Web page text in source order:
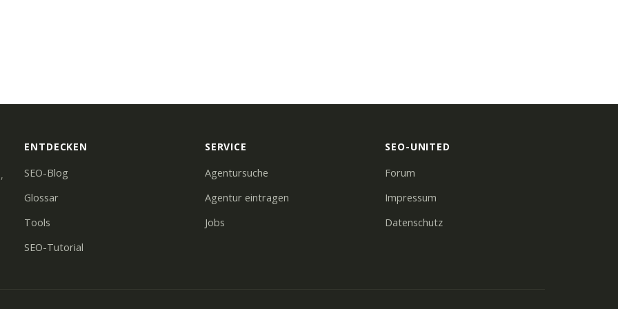
ENTDECKEN
SEO-Blog
Glossar
Tools
SEO-Tutorial
SERVICE
Agentursuche
Agentur eintragen
Jobs
SEO-UNITED
Forum
Impressum
Datenschutz